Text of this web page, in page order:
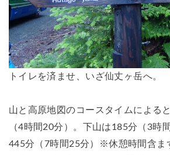
トイレを済ませ、いざ仙丈ヶ岳へ。
山と高原地図のコースタイムによる
（4時間20分）。下山は185分（3時
445分（7時間25分）※休憩時間含ま